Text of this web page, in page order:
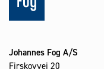
Johannes Fog A/S
Firskovvej 20